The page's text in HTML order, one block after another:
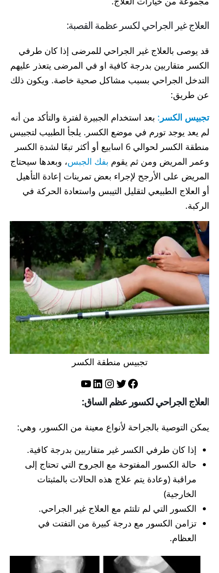
العلاج غير الجراحي لكسر عظمة القصبة:
قد يوصى بالعلاج غير الجراحي للمرضى إذا كان طرفي
الكسر متقاربين بدرجة كافية او في المرضى يتعذر عليهم
التدخل الجراحي بسبب مشاكل صحية خاصة. ويكون ذلك
عن طريق:
تجبيس الكسر : بعد استخدام الجبيرة لفترة والتأكد من أنه
لم يعد يوجد تورم في موضع الكسر. يلجأ الطبيب لتجبيس
منطقة الكسر لحوالي 6 اسابيع أو أكثر تبعًا لشدة الكسر
وعمر المريض ومن ثم يقوم بفك الجبس، وبعدها سيحتاج
المريض على الأرجح لإجراء بعض تمرينات إعادة التأهيل
أو العلاج الطبيعي لتقليل التيبس واستعادة الحركة في
الركبة.
تجبيس منطقة الكسر
فيسبوك
تويترإنستجرام
لينكد إنيوتيوب
العلاج الجراحي لكسور عظم الساق:
يمكن التوصية بالجراحة لأنواع معينة من الكسور، وهي:
إذا كان طرفي الكسر غير متقاربين بدرجة كافية.
حالة الكسور المفتوحة مع الجروح التي تحتاج إلى
مراقبة (وعادة يتم علاج هذه الحالات بالمثبتات
الخارجية)
الكسور التي لم تلتئم مع العلاج غير الجراحي.
تزامن الكسور مع درجة كبيرة من التفتت في
العظام.